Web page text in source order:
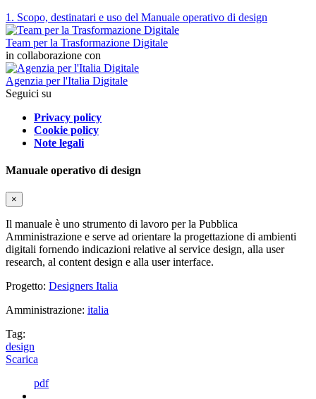
1. Scopo, destinatari e uso del Manuale operativo di design
Team per la Trasformazione Digitale
in collaborazione con
Agenzia per l'Italia Digitale
Seguici su
Privacy policy
Cookie policy
Note legali
Manuale operativo di design
×
Il manuale è uno strumento di lavoro per la Pubblica
Amministrazione e serve ad orientare la progettazione di ambienti
digitali fornendo indicazioni relative al service design, alla user
research, al content design e alla user interface.
Progetto: Designers Italia
Amministrazione: italia
Tag:
design
Scarica
pdf